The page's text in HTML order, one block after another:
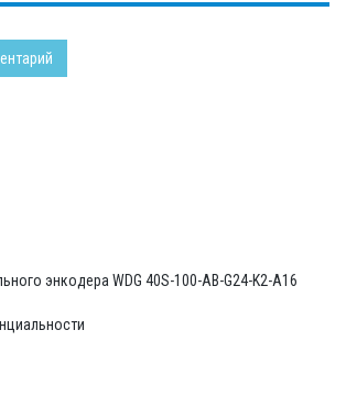
энкодера WDG 40S-100-AB-G24-K2-A16